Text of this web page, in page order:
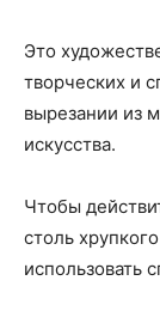
Это
творческих и
вырезании из
искусства.
Чтобы
столь
использовать